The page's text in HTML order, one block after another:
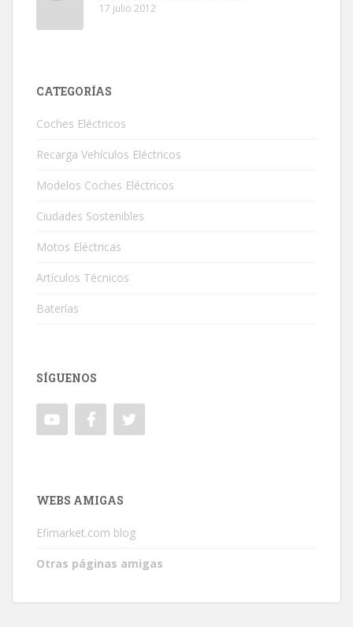
17 julio 2012
CATEGORÍAS
Coches Eléctricos
Recarga Vehículos Eléctricos
Modelos Coches Eléctricos
Ciudades Sostenibles
Motos Eléctricas
Artículos Técnicos
Baterías
SÍGUENOS
WEBS AMIGAS
Efimarket.com blog
Otras páginas amigas